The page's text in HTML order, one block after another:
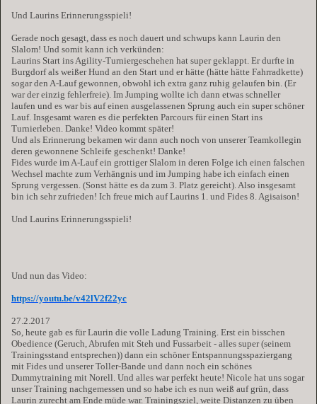
Und Laurins Erinnerungsspieli!
Gerade noch gesagt, dass es noch dauert und schwups kann Laurin den
Slalom! Und somit kann ich verkünden:
Laurins Start ins Agility-Turniergeschehen hat super geklappt. Er durfte in
Burgdorf als weißer Hund an den Start und er hätte (hätte hätte Fahrradkette)
sogar den A-Lauf gewonnen, obwohl ich extra ganz ruhig gelaufen bin. (Er
war der einzig fehlerfreie). Im Jumping wollte ich dann etwas schneller
laufen und es war bis auf einen ausgelassenen Sprung auch ein super schöner
Lauf. Insgesamt waren es die perfekten Parcours für einen Start ins
Turnierleben. Danke! Video kommt später!
Und als Erinnerung bekamen wir dann auch noch von unserer Teamkollegin
deren gewonnene Schleife geschenkt! Danke!
Fides wurde im A-Lauf ein grottiger Slalom in deren Folge ich einen falschen
Wechsel machte zum Verhängnis und im Jumping habe ich einfach einen
Sprung vergessen. (Sonst hätte es da zum 3. Platz gereicht). Also insgesamt
bin ich sehr zufrieden! Ich freue mich auf Laurins 1. und Fides 8. Agisaison!
Und Laurins Erinnerungsspieli!
Und nun das Video:
https://youtu.be/v42lV2f22yc
27.2.2017
So, heute gab es für Laurin die volle Ladung Training. Erst ein bisschen
Obedience (Geruch, Abrufen mit Steh und Fussarbeit - alles super (seinem
Trainingsstand entsprechen)) dann ein schöner Entspannungsspaziergang
mit Fides und unserer Toller-Bande und dann noch ein schönes
Dummytraining mit Norell. Und alles war perfekt heute! Nicole hat uns sogar
unser Training nachgemessen und so habe ich es nun weiß auf grün, dass
Laurin zurecht am Ende müde war. Trainingsziel, weite Distanzen zu üben